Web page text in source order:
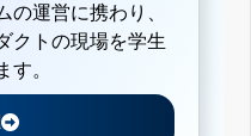
の運営に携わり、
クトの現場を学生
す。